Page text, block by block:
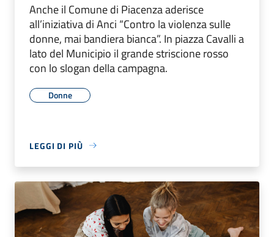
Anche il Comune di Piacenza aderisce
all’iniziativa di Anci “Contro la violenza sulle
donne, mai bandiera bianca”. In piazza Cavalli a
lato del Municipio il grande striscione rosso
con lo slogan della campagna.
Donne
LEGGI DI PIÙ